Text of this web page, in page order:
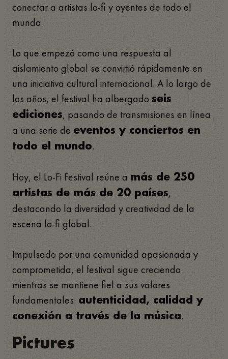
conectar a artistas lo-fi y oyentes de todo el
mundo.
Lo que empezó como una respuesta al
aislamiento global se convirtió rápidamente en
una iniciativa cultural internacional. A lo largo de
los años, el festival ha albergado seis
ediciones, pasando de transmisiones en línea
a una serie de eventos y conciertos en
todo el mundo.
Hoy, el Lo-Fi Festival reúne a más de 250
artistas de más de 20 países,
destacando la diversidad y creatividad de la
escena lo-fi global.
Impulsado por una comunidad apasionada y
comprometida, el festival sigue creciendo
mientras se mantiene fiel a sus valores
fundamentales: autenticidad, calidad y
conexión a través de la música.
Pictures